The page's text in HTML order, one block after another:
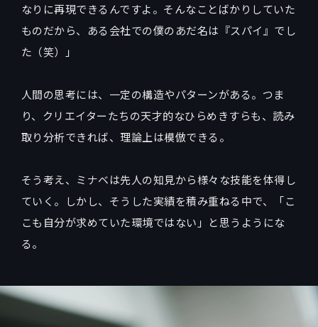
なりに再現できるんですよ。そんなことばかりしていた
ものだから、ある会社での僕のあだ名は『スパイ』でし
た（笑）」
人間の思考には、一定の構造やパターンがある。つま
り、クリエイターたちの天才的なひらめきすらも、読み
取り分析できれば、理論上は模倣できる。
そう考え、ミナベは先人の知見から様々な技能を体得し
ていく。しかし、そうした実績を積み重ねる中で、「こ
こも自分が求めていた環境ではない」と思うようにな
る。